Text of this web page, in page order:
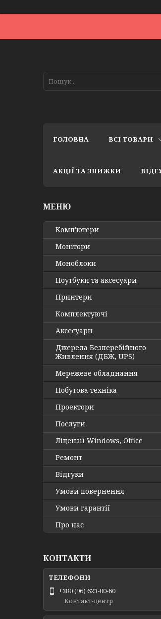
ГОЛОВНА ВСІ ТОВАРИ
АКЦІЇ ТА ЗНИЖКИ
Комп'ютери
Монітори
Моноблоки
Ноутбуки та аксесуари
Принтери
Комплектуючі
Аксесуари
Джерела Безперебійного
Живлення (ДБЖ, UPS)
Мережеве обладнання
Побутова техніка
Проектори
Послуги
Ліцензії Windows, Office
Ремонт
Відгуки
Умови повернення
Умови гарантії
Про нас
КОНТАКТИ
+380 (96) 623-00-60
Контакт-центр